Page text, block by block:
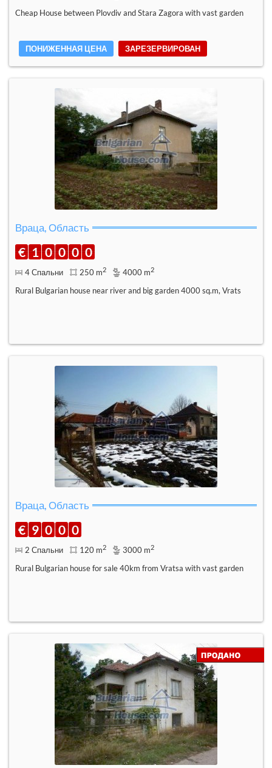
Cheap House between Plovdiv and Stara Zagora with vast garden
ПОНИЖЕННАЯ ЦЕНА ЗАРЕЗЕРВИРОВАН
Враца, Область
€ 1 0 0 0 0
4 Спальни 250 m2 4000 m2
Rural Bulgarian house near river and big garden 4000 sq.m, Vrats
Враца, Область
€ 9 0 0 0
2 Спальни 120 m2 3000 m2
Rural Bulgarian house for sale 40km from Vratsa with vast garden